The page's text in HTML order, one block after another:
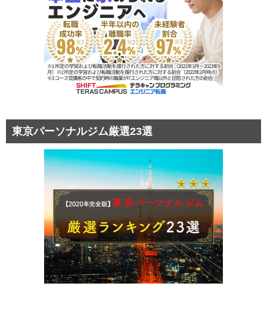
東京パーソナルジム厳選23選